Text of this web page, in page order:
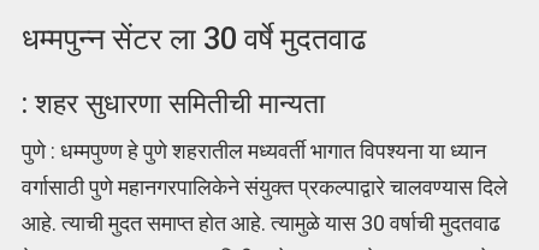
धम्मपुन्न सेंटर ला 30 वर्षे मुदतवाढ
: शहर सुधारणा समितीची मान्यता
पुणे : धम्मपुण्ण हे पुणे शहरातील मध्यवर्ती भागात विपश्यना या ध्यान
वर्गासाठी पुणे महानगरपालिकेने संयुक्त प्रकल्पाद्वारे चालवण्यास दिले
आहे. त्याची मुदत समाप्त होत आहे. त्यामुळे यास 30 वर्षाची मुदतवाढ